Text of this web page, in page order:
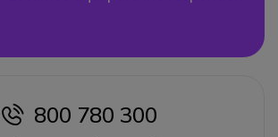
icon
800 780 300